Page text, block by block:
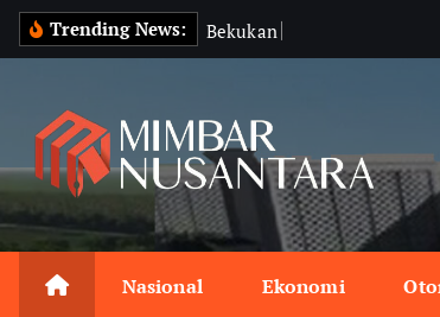
o
Trending News: Bekukan
Nasional Ekonomi